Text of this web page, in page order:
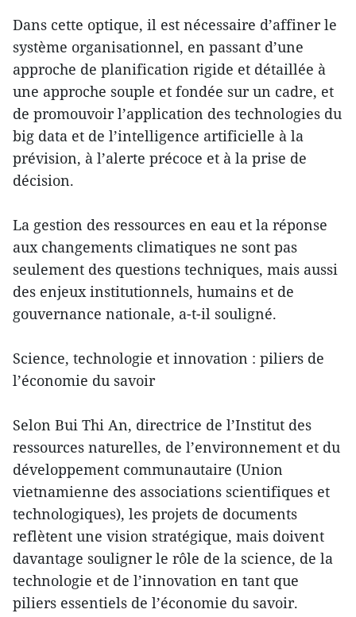
Dans cette optique, il est nécessaire d’affiner le
système organisationnel, en passant d’une
approche de planification rigide et détaillée à
une approche souple et fondée sur un cadre, et
de promouvoir l’application des technologies du
big data et de l’intelligence artificielle à la
prévision, à l’alerte précoce et à la prise de
décision.
La gestion des ressources en eau et la réponse
aux changements climatiques ne sont pas
seulement des questions techniques, mais aussi
des enjeux institutionnels, humains et de
gouvernance nationale, a-t-il souligné.
Science, technologie et innovation : piliers de
l’économie du savoir
Selon Bui Thi An, directrice de l’Institut des
ressources naturelles, de l’environnement et du
développement communautaire (Union
vietnamienne des associations scientifiques et
technologiques), les projets de documents
reflètent une vision stratégique, mais doivent
davantage souligner le rôle de la science, de la
technologie et de l’innovation en tant que
piliers essentiels de l’économie du savoir.